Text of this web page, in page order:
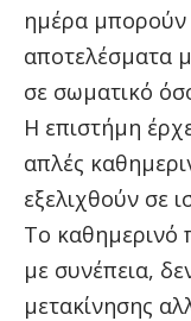
ημέρα μπορούν
αποτελέσματα
σε σωματικό
Η επιστήμη
απλές
εξελιχθούν σε
Το καθημερινό
με συνέπεια,
μετακίνησης